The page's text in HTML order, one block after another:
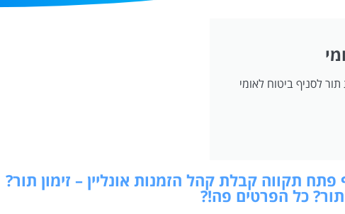
לסניף ביטוח לאומי
תקווה קבלת קהל הזמנות אונליין – זימון תור?
כל הפרטים פה!?